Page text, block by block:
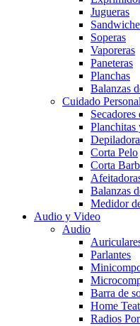
Jugueras
Soperas
Vaporeras
Paneteras
Planchas
Balanzas
Cuidado Personal
Secadores
Planchitas
Corta Pelo
Corta
Balanzas
Medidor
Audio y Video
Audio
Parlantes
Barra de
Home
Radios